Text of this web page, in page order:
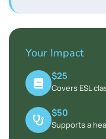
Your Impact
$25
Covers ESL
$50
Supports a